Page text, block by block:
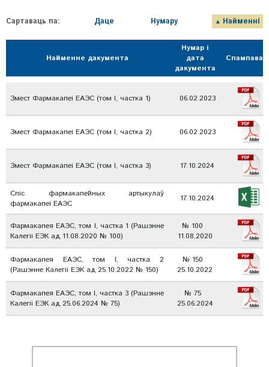
Сартаваць па: Даце Нумару Найменні
Найменне дакумента
Нумар і
дата
дакумента
Змест Фармакапеі ЕАЭС (том I, частка 1) 06.02.2023
Змест Фармакапеі ЕАЭС (том I, частка 2) 06.02.2023
Змест Фармакапеі ЕАЭС (том I, частка 3) 17.10.2024
Спіс фармакапейных артыкулаў
фармакапеі ЕАЭС
17.10.2024
Фармакапея ЕАЭС, том I, частка 1 (Рашэнне
Калегіі ЕЭК ад 11.08.2020 № 100)
№ 100
11.08.2020
Фармакапея ЕАЭС, том I, частка 2
(Рашэнне Калегіі ЕЭК ад 25.10.2022 № 150)
№ 150
25.10.2022
Фармакапея ЕАЭС, том I, частка 3 (Рашэнне
Калегіі ЕЭК ад 25.06.2024 № 75)
№ 75
25.06.2024